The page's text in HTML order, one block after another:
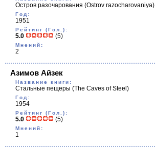
Остров разочарования (Ostrov razocharovaniya)
Год:
1951
Рейтинг (Гол.):
5.0 (5)
Мнений:
2
Азимов Айзек
Название книги:
Стальные пещеры (The Caves of Steel)
Год:
1954
Рейтинг (Гол.):
5.0 (5)
Мнений:
1